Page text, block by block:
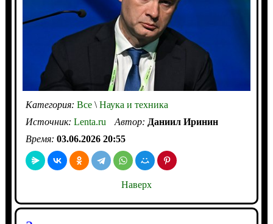
Категория: Все\Наука и техника
Источник: Lenta.ru Автор: Даниил Иринин
Время: 03.06.2026 20:55
Наверх